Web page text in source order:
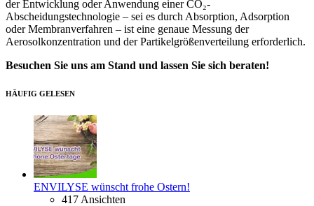
der Entwicklung oder Anwendung einer CO₂-
Abscheidungstechnologie – sei es durch Absorption, Adsorption
oder Membranverfahren – ist eine genaue Messung der
Aerosolkonzentration und der Partikelgrößenverteilung erforderlich.
Besuchen Sie uns am Stand und lassen Sie sich beraten!
HÄUFIG GELESEN
ENVILYSE wünscht frohe Ostern!
417 Ansichten